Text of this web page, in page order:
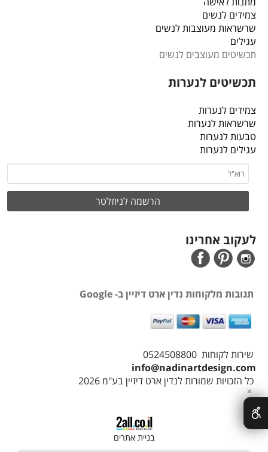
צמידים לנשים
שרשראות מעוצבות לנשים
עגילים
תכשיטים מעוצבים לנשים
תכשיטים לנערות
צמידים לנערות
שרשראות לנערות
טבעות לנערות
עגילים לנערות
לעקוב אחרינו
תגובות מלקוחות נדין ארט דיזיין ב- Google
שירות לקוחות 0524508800
info@nadinartdesign.com
כל הזכויות שמורות לנדין ארט דיזיין בע"מ 2026
בניית אתרים
✕